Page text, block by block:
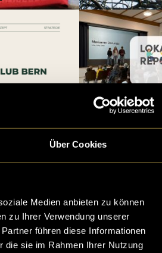
Über Cookies
Medien anbieten zu können
zu Ihrer Verwendung unserer
führen diese Informationen
die sie im Rahmen Ihrer Nutzung